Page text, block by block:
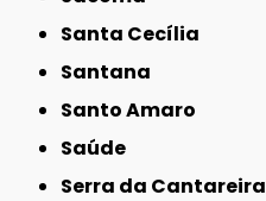
Santa Cecília
Santana
Santo Amaro
Saúde
Serra da Cantareira